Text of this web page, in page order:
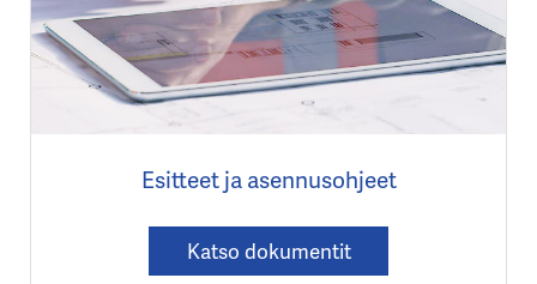
Esitteet ja asennusohjeet
Katso dokumentit